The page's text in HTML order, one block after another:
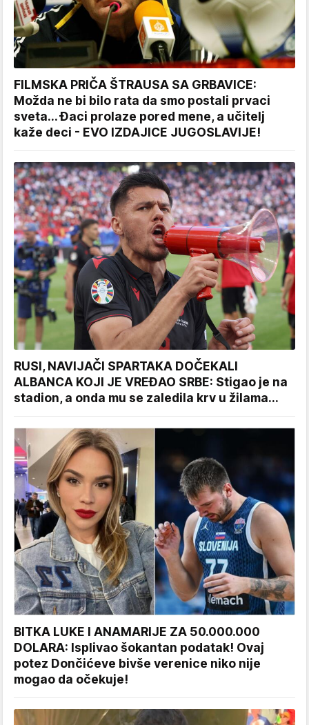
FILMSKA PRIČA ŠTRAUSA SA GRBAVICE:
Možda ne bi bilo rata da smo postali prvaci
sveta... Đaci prolaze pored mene, a učitelj
kaže deci - EVO IZDAJICE JUGOSLAVIJE!
RUSI, NAVIJAČI SPARTAKA DOČEKALI
ALBANCA KOJI JE VREĐAO SRBE: Stigao je na
stadion, a onda mu se zaledila krv u žilama...
BITKA LUKE I ANAMARIJE ZA 50.000.000
DOLARA: Isplivao šokantan podatak! Ovaj
potez Dončićeve bivše verenice niko nije
mogao da očekuje!